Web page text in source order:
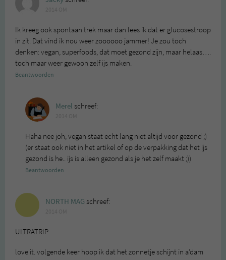
Ik kreeg ook spontaan trek maar dan lees ik dat er glucosestroop
in zit. Dat vind ik nou weer zoooooo jammer! Je zou toch
denken: vegan, superfoods, dat moet gezond zijn, maar helaas….
toch maar weer gewoon zelf ijs maken.
Beantwoorden
Merel schreef:
Haha nee joh, vegan staat echt lang niet altijd voor gezond ;)
(er staat ook niet in het artikel of op de verpakking dat het ijs
gezond is he.. ijs is alleen gezond als je het zelf maakt ;))
Beantwoorden
NORTH MAG schreef:
ULTRATRIP
love it. volgende keer hoop ik dat het zonnetje schijnt in a’dam